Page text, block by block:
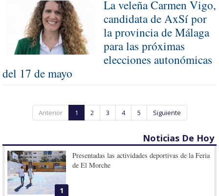
La veleña Carmen Vigo,
candidata de AxSí por
la provincia de Málaga
para las próximas
elecciones autonómicas
del 17 de mayo
Anterior 1 2 3 4 5 Siguiente
Noticias De Hoy
1
Presentadas las actividades deportivas de la Feria
de El Morche